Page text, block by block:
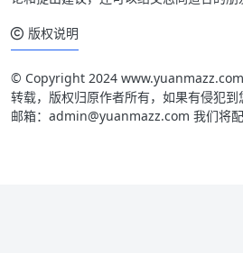
版权说明
© Copyright 2024
转载，版权归原作者所有，如果有侵犯
邮箱：admin@yuanmazz.com 我们将配